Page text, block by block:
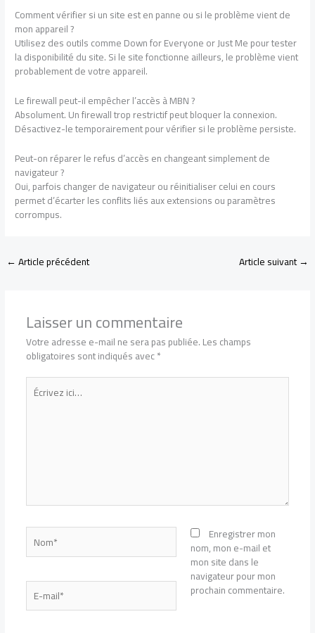
Comment vérifier si un site est en panne ou si le problème vient de
mon appareil ?
Utilisez des outils comme Down for Everyone or Just Me pour tester
la disponibilité du site. Si le site fonctionne ailleurs, le problème vient
probablement de votre appareil.
Le firewall peut-il empêcher l’accès à MBN ?
Absolument. Un firewall trop restrictif peut bloquer la connexion.
Désactivez-le temporairement pour vérifier si le problème persiste.
Peut-on réparer le refus d’accès en changeant simplement de
navigateur ?
Oui, parfois changer de navigateur ou réinitialiser celui en cours
permet d’écarter les conflits liés aux extensions ou paramètres
corrompus.
←Article précédent Article suivant→
Laisser un commentaire
Votre adresse e-mail ne sera pas publiée.Les champs
obligatoires sont indiqués avec*
Écrivez
ici…
Nom*
E-
mail*
Enregistrer mon
nom, mon e-mail et
mon site dans le
navigateur pour mon
prochain commentaire.